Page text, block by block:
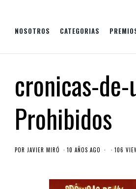
NOSOTROS CATEGORIAS
cronicas-
Prohibidos
POR JAVIER MIRÓ 10 AÑOS AGO 106